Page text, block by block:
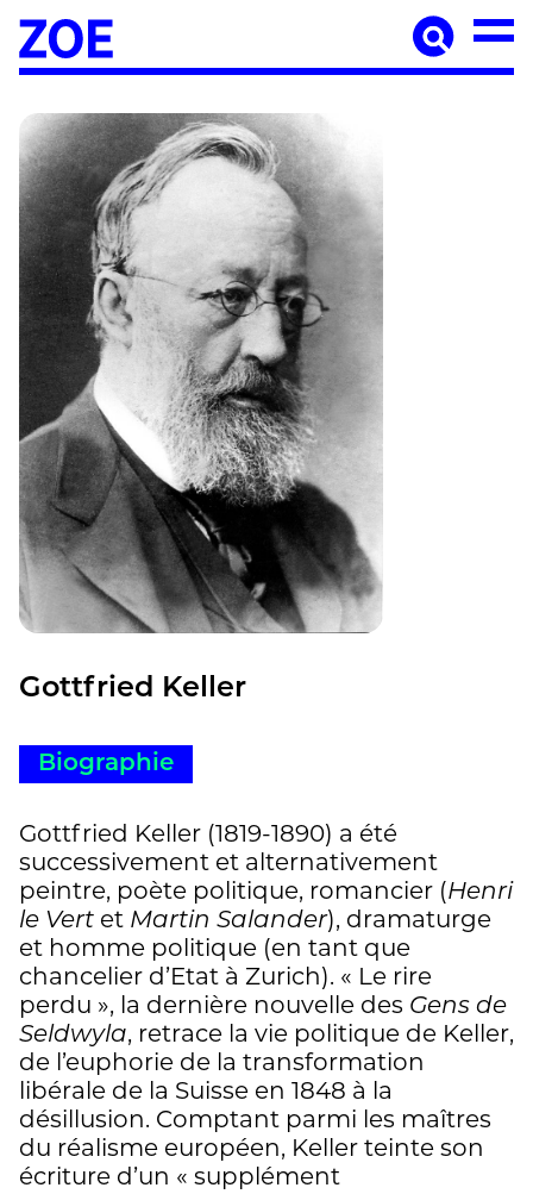
Accueil
À paraître
Catalogue
Auteur·ices
Agenda
Les éditions Zoé
Diffusion
Médiation culturelle
Manuscrits
Foreign rights
Contact
Mentions légales
Newsletter
Gottfried Keller
Biographie
Gottfried Keller (1819-1890) a été
successivement et alternativement
peintre, poète politique, romancier (Henri
le Vert et Martin Salander), dramaturge
et homme politique (en tant que
chancelier d’Etat à Zurich). « Le rire
perdu », la dernière nouvelle des Gens de
Seldwyla, retrace la vie politique de Keller,
de l’euphorie de la transformation
libérale de la Suisse en 1848 à la
désillusion. Comptant parmi les maîtres
du réalisme européen, Keller teinte son
écriture d’un « supplément